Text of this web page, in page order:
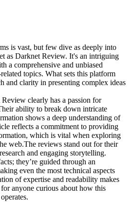
is vast, but few dive as deeply into
as Darknet Review. It's an intriguing
a comprehensive and unbiased
topics. What sets this platform
and clarity in presenting complex ideas
clearly has a passion for
ability to break down intricate
shows a deep understanding of
reflects a commitment to providing
which is vital when exploring
web.The reviews stand out for their
and engaging storytelling.
they’re guided through an
even the most technical aspects
of expertise and readability makes
anyone curious about how this